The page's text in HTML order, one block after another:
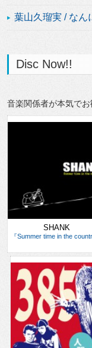
葉山久瑠実 / なん
Disc Now!!
音楽関係者が本気で
SHANK
『Summer time in the